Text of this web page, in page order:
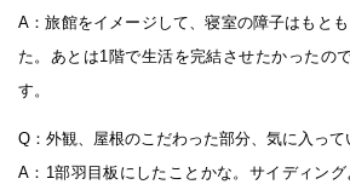
A：旅館をイメージして、寝室の障子はもと
た。あとは1階で生活を完結させたかったの
す。
Q：外観、屋根のこだわった部分、気に入って
A：1部羽目板にしたことかな。サイディン